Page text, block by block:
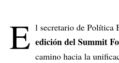
E l secretario de Política
edición del Summit
camino hacia la